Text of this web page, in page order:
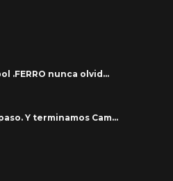
.FERRO nunca olvid…
Y terminamos Cam…